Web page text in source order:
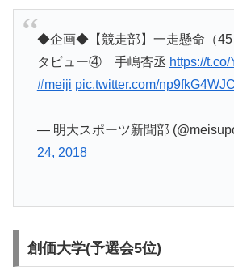
◆企画◆【競走部】一走懸命（45
タビュー④ 手嶋杏丞 https://
#meiji pic.twitter.com/np9fkG4WJC
— 明大スポーツ新聞部
24, 2018
創価大学(予選会5位)